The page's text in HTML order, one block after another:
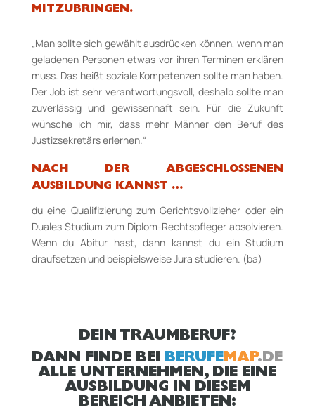
MITZUBRINGEN.
„Man sollte sich gewählt ausdrücken können, wenn man
geladenen Personen etwas vor ihren Terminen erklären
muss. Das heißt soziale Kompetenzen sollte man haben.
Der Job ist sehr verantwortungsvoll, deshalb sollte man
zuverlässig und gewissenhaft sein. Für die Zukunft
wünsche ich mir, dass mehr Männer den Beruf des
Justizsekretärs erlernen.“
NACH DER ABGESCHLOSSENEN
AUSBILDUNG KANNST …
du eine Qualifizierung zum Gerichtsvollzieher oder ein
Duales Studium zum Diplom-Rechtspfleger absolvieren.
Wenn du Abitur hast, dann kannst du ein Studium
draufsetzen und beispielsweise Jura studieren. (ba)
DEIN TRAUMBERUF?
DANN FINDE BEI BERUFEMAP.DE
ALLE UNTERNEHMEN, DIE EINE
AUSBILDUNG IN DIESEM
BEREICH ANBIETEN: